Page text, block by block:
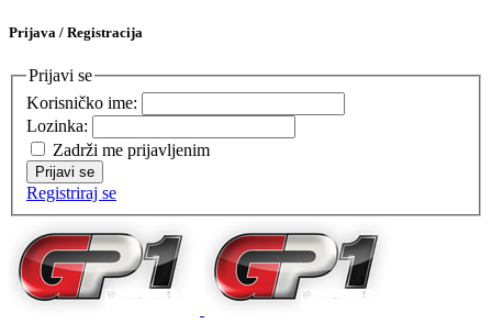
Prijava / Registracija
Prijavi se
Korisničko ime:
Lozinka:
Zadrži me prijavljenim
Prijavi se
Registriraj se